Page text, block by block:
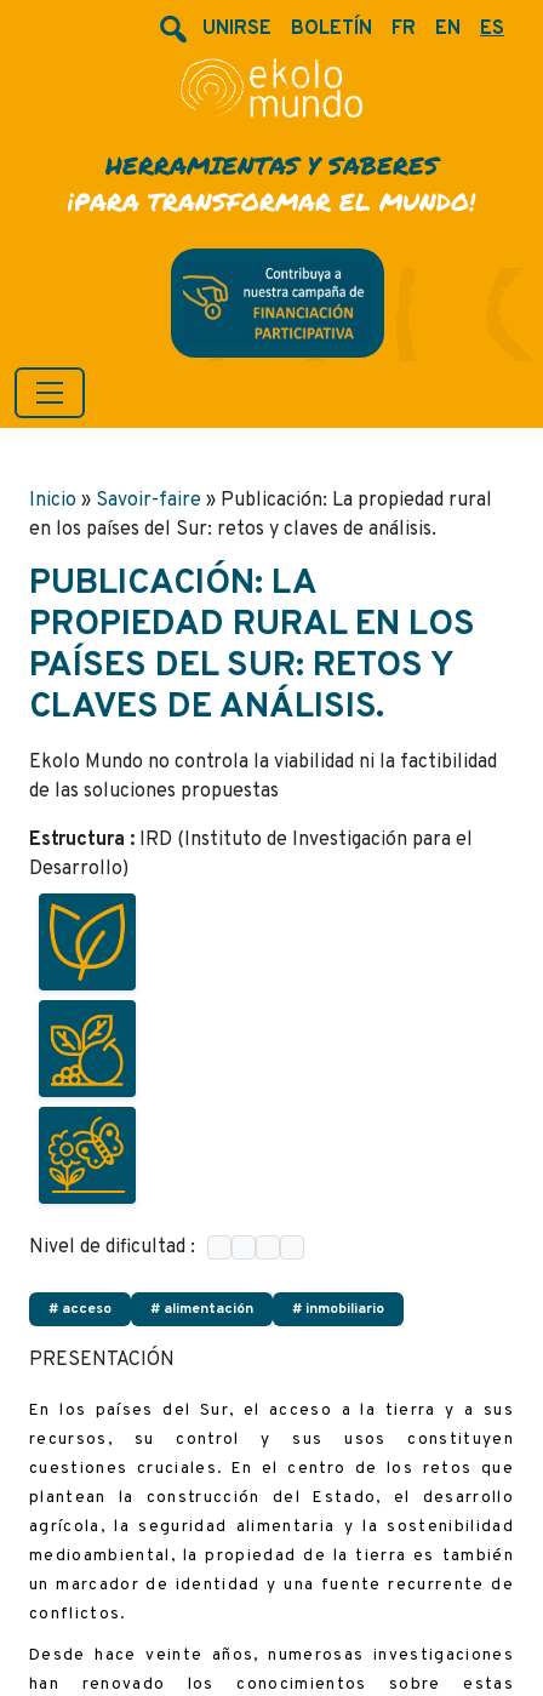
UNIRSE BOLETÍN FR EN ES
HERRAMIENTAS Y SABERES
¡PARA TRANSFORMAR EL MUNDO!
Inicio » Savoir-faire » Publicación: La propiedad rural
en los países del Sur: retos y claves de análisis.
PUBLICACIÓN: LA
PROPIEDAD RURAL EN LOS
PAÍSES DEL SUR: RETOS Y
CLAVES DE ANÁLISIS.
Ekolo Mundo no controla la viabilidad ni la factibilidad
de las soluciones propuestas
Estructura : IRD (Instituto de Investigación para el
Desarrollo)
Nivel de dificultad :
# acceso # alimentación # inmobiliario
PRESENTACIÓN
En los países del Sur, el acceso a la tierra y a sus
recursos, su control y sus usos constituyen
cuestiones cruciales. En el centro de los retos que
plantean la construcción del Estado, el desarrollo
agrícola, la seguridad alimentaria y la sostenibilidad
medioambiental, la propiedad de la tierra es también
un marcador de identidad y una fuente recurrente de
conflictos.
Desde hace veinte años, numerosas investigaciones
han renovado los conocimientos sobre estas